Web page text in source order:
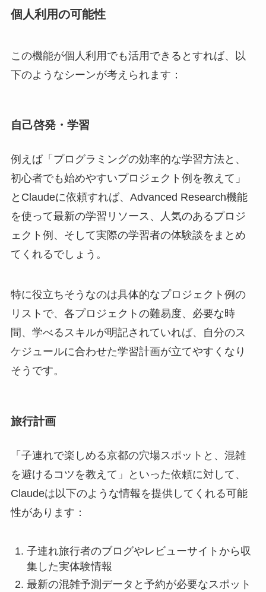
個人利用の可能性
この機能が個人利用でも活用できるとすれば、以
下のようなシーンが考えられます：
自己啓発・学習
例えば「プログラミングの効率的な学習方法と、
初心者でも始めやすいプロジェクト例を教えて」
とClaudeに依頼すれば、Advanced Research機能
を使って最新の学習リソース、人気のあるプロジ
ェクト例、そして実際の学習者の体験談をまとめ
てくれるでしょう。
特に役立ちそうなのは具体的なプロジェクト例の
リストで、各プロジェクトの難易度、必要な時
間、学べるスキルが明記されていれば、自分のス
ケジュールに合わせた学習計画が立てやすくなり
そうです。
旅行計画
「子連れで楽しめる京都の穴場スポットと、混雑
を避けるコツを教えて」といった依頼に対して、
Claudeは以下のような情報を提供してくれる可能
性があります：
子連れ旅行者のブログやレビューサイトから収
集した実体験情報
最新の混雑予測データと予約が必要なスポット